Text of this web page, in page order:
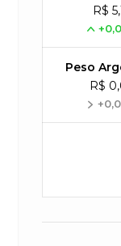
R$
Peso
R$